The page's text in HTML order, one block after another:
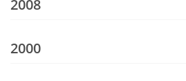
2008
2000